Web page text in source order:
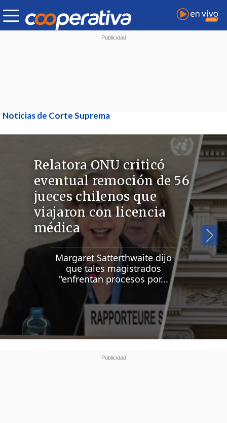
Noticias de Corte Suprema
Relatora ONU criticó
eventual remoción de 56
jueces chilenos que
viajaron con licencia
médica
Margaret Satterthwaite dijo
que tales magistrados
"enfrentan procesos por...